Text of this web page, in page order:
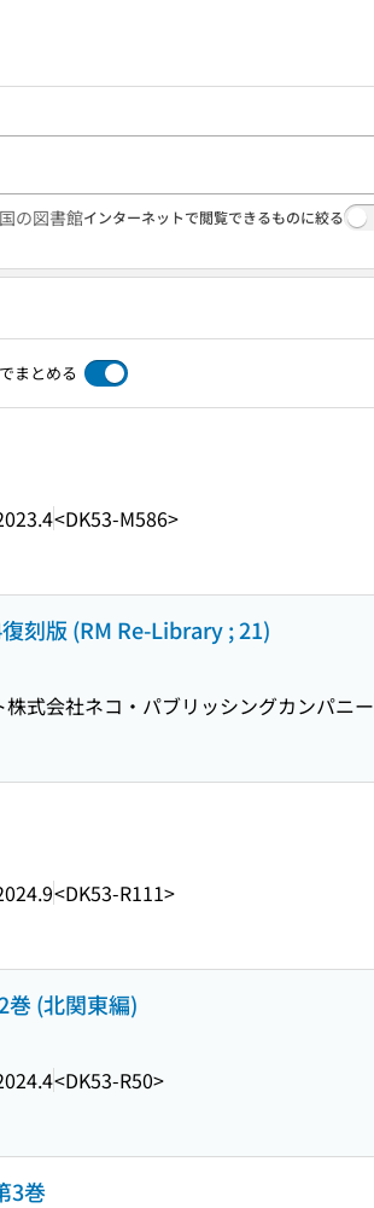
の図書館インターネットで閲覧できるものに絞る
まとめる
<DK53-M586>
刻版 (RM Re-Library ; 21)
式会社ネコ・パブリッシングカンパニー
<DK53-R111>
巻 (北関東編)
<DK53-R50>
3巻